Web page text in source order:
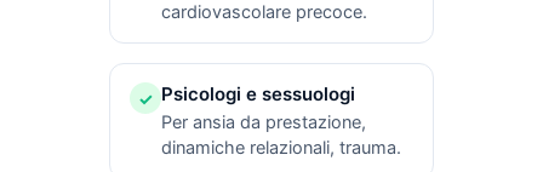
cardiovascolare precoce.
✓ Psicologi e sessuologi
Per ansia da prestazione,
dinamiche relazionali, trauma.